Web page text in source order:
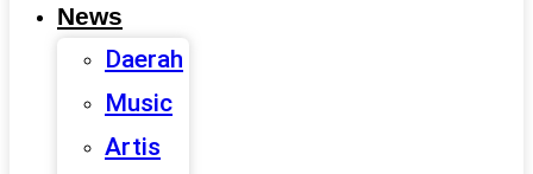
News
Daerah
Music
Artis